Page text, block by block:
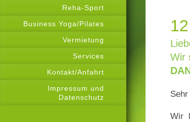
Reha-Sport
Business Yoga/Pilates
Vermietung
Services
Kontakt/Anfahrt
Impressum und
Datenschutz
Wir
Wir